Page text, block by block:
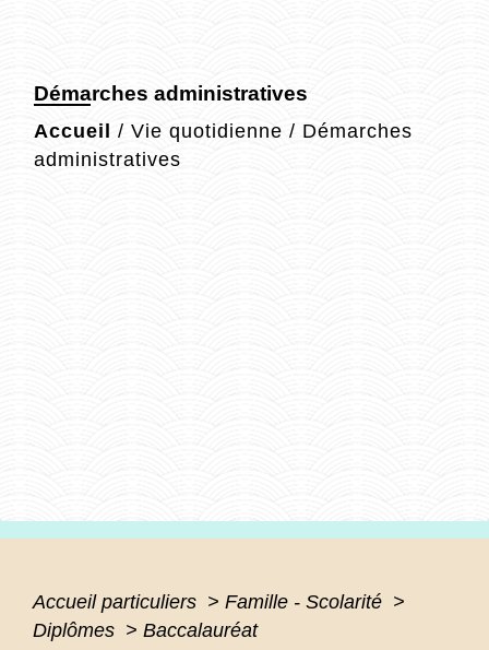
Démarches administratives
Accueil / Vie quotidienne / Démarches
administratives
Accueil particuliers > Famille - Scolarité >
Diplômes > Baccalauréat